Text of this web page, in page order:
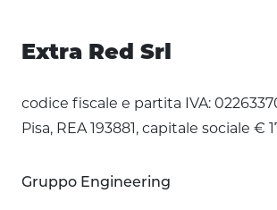
Extra Red Srl
codice fiscale e partita IVA:
Pisa, REA 193881, capitale sociale €
Gruppo Engineering